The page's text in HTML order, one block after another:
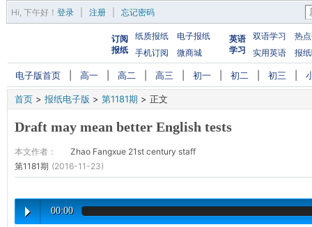
Hi, 下午好 ！ 登录 注册 忘记密码
订阅
报纸
纸质报纸
电子报纸
手机订阅
微商城
英语
学习
双语学习
热
实用英语
报
电子版首页 高一 高二 高三 初一 初二 初三
首页 > 报纸电子版 > 第1181期 > 正文
Draft may mean better English tests
本文作者：
Zhao Fangxue 21st century staff
第1181期 (2016-11-23)
00:00